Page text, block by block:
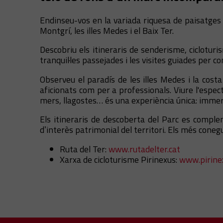
Endinseu-vos en la variada riquesa de
Montgrí, les illes Medes i el Baix Ter.
Descobriu els itineraris de senderisme,
tranquil·les passejades i les visites guiades per
Observeu el paradís de les illes Medes i la
aficionats com per a professionals. Viure
mers, llagostes… és una experiència única:
Els itineraris de descoberta del Parc es
dʼinterès patrimonial del territori. Els més
Ruta del Ter:www.rutadelter.cat
Xarxa de cicloturisme Pirinexus: